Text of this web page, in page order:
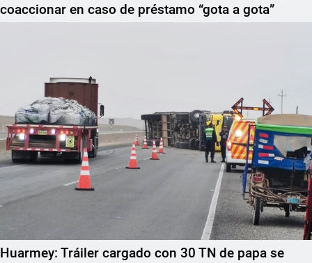
coaccionar en caso de préstamo “gota a gota”
Huarmey: Tráiler cargado con 30 TN de papa se